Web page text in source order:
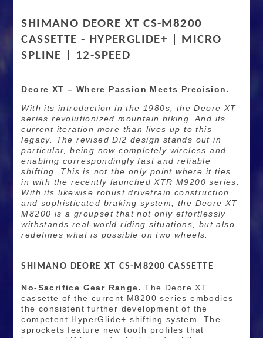
SHIMANO DEORE XT CS-M8200
CASSETTE - HYPERGLIDE+ | MICRO
SPLINE | 12-SPEED
Deore XT – Where Passion Meets Precision.
With its introduction in the 1980s, the Deore XT
series revolutionized mountain biking. And its
current iteration more than lives up to this
legacy. The revised Di2 design stands out in
particular,being now completely wireless and
enabling correspondingly fast and reliable
shifting. This is not the only point where it ties
in with the recently launched XTR M9200 series.
With its likewise robust drivetrain construction
and sophisticated braking system, the Deore XT
M8200 is a groupset that not only effortlessly
withstands real-world riding situations, but also
redefines what is possible on two wheels.
SHIMANO DEORE XT CS-M8200 CASSETTE
No-Sacrifice Gear Range. The Deore XT
cassette of the current M8200 series embodies
the consistent further development of the
competent HyperGlide+ shifting system. The
sprockets feature new tooth profiles that